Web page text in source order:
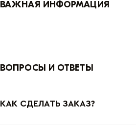
ВАЖНАЯ ИНФОРМАЦИЯ
ВОПРОСЫ И ОТВЕТЫ
КАК СДЕЛАТЬ ЗАКАЗ?